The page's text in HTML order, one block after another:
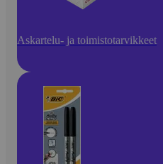
Askartelu- ja toimistotarvikkeet